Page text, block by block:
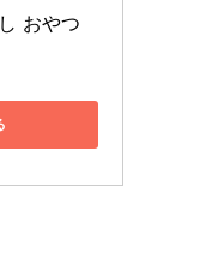
おやつ